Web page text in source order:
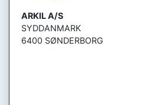
ARKIL A/S
SYDDANMARK
6400 SØNDERBORG